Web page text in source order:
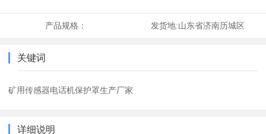
产品规格： 发货地:山东省济南历城区
关键词
矿用传感器电话机保护罩生产厂家
详细说明